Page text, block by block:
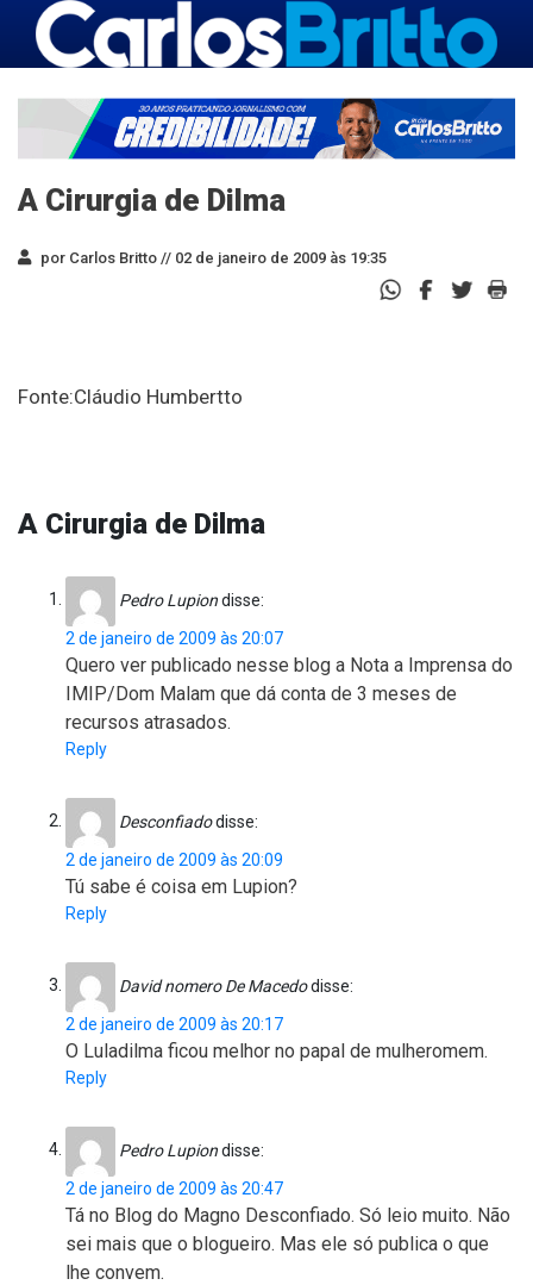
A Cirurgia de Dilma
por Carlos Britto // 02 de janeiro de 2009 às 19:35
Fonte:Cláudio Humbertto
A Cirurgia de Dilma
Pedro Lupiondisse:
2 de janeiro de 2009 às 20:07
Quero ver publicado nesse blog a Nota a Imprensa do
IMIP/Dom Malam que dá conta de 3 meses de
recursos atrasados.
Reply
Desconfiadodisse:
2 de janeiro de 2009 às 20:09
Tú sabe é coisa em Lupion?
Reply
David nomero De Macedodisse:
2 de janeiro de 2009 às 20:17
O Luladilma ficou melhor no papal de mulheromem.
Reply
Pedro Lupiondisse:
2 de janeiro de 2009 às 20:47
Tá no Blog do Magno Desconfiado. Só leio muito. Não
sei mais que o blogueiro. Mas ele só publica o que
lhe convem.